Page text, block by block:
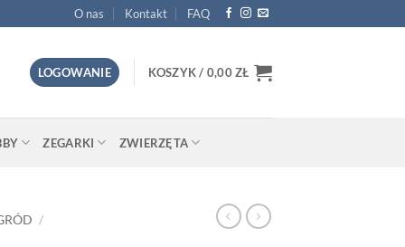
O nas Kontakt FAQ
LOGOWANIE KOSZYK / 0,00ZŁ
ZEGARKI ZWIERZĘTA
/